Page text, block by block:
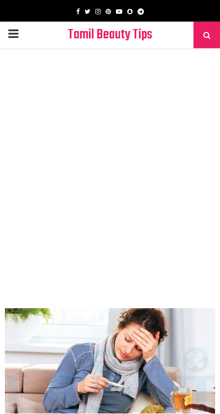
Facebook
TwitterInstagram
PinterestYoutube
SnapchatTelegram
PRIMARY
Tamil Beauty Tips